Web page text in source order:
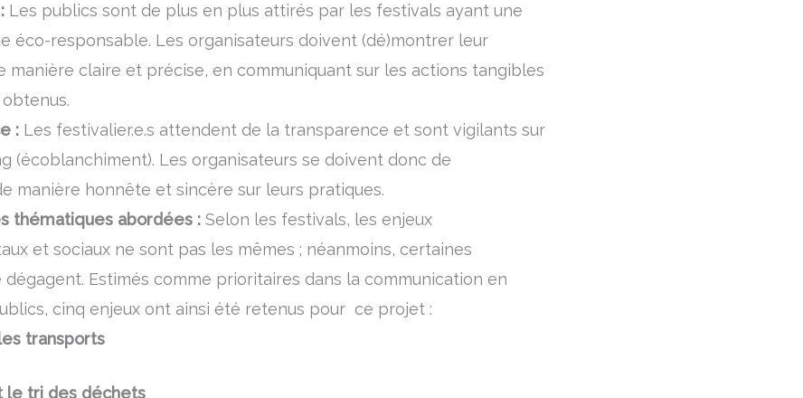
Les publics sont de plus en plus attirés par les festivals ayant une
éco-responsable. Les organisateurs doivent (dé)montrer leur
manière claire et précise, en communiquant sur les actions tangibles
: Les festivalier.e.s attendent de la transparence et sont vigilants sur
(écoblanchiment). Les organisateurs se doivent donc de
manière honnête et sincère sur leurs pratiques.
thématiques abordées :Selon les festivals, les enjeux
et sociaux ne sont pas les mêmes ; néanmoins, certaines
dégagent. Estimés comme prioritaires dans la communication en
cinq enjeux ont ainsi été retenus pour ce projet :
transports
le tri des déchets